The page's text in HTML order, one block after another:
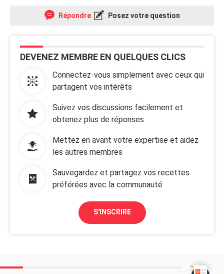
Répondre Posez votre question
DEVENEZ MEMBRE EN QUELQUES CLICS
Connectez-vous simplement avec ceux qui
partagent vos intérêts
Suivez vos discussions facilement et
obtenez plus de réponses
Mettez en avant votre expertise et aidez
les autres membres
Sauvegardez et partagez vos recettes
préférées avec la communauté
S'INSCRIRE